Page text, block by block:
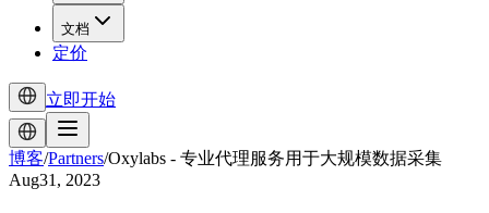
文档
定价
立即开始
博客/Partners/Oxylabs - 专业代理服务用于大规模数据采集
Aug31, 2023